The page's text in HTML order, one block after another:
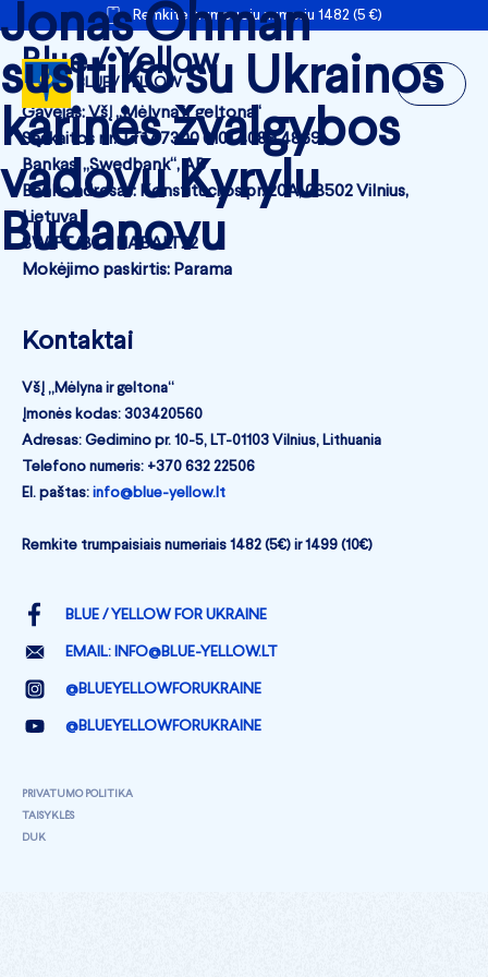
Remkite trumpuoju numeriu 1482 (5 €)
BLUE / YELLOW
Jonas Ohman
susitiko su Ukrainos
karinės žvalgybos
vadovu Kyrylu
Budanovu
Blue / Yellow
Gavėjas: VšĮ „Mėlyna ir geltona“
Sąskaitos nr.: LT17 7300 0101 4089 4869
Bankas: „Swedbank“, AB
Banko adresas: Konstitucijos pr. 20A, 03502 Vilnius,
Lietuva
SWIFT/BIC: HABALT22
Mokėjimo paskirtis: Parama
Kontaktai
VšĮ „Mėlyna ir geltona“
Įmonės kodas: 303420560
Adresas: Gedimino pr. 10-5, LT-01103 Vilnius, Lithuania
Telefono numeris: +370 632 22506
El. paštas: info@blue-yellow.lt
Remkite trumpaisiais numeriais 1482 (5€) ir 1499 (10€)
BLUE / YELLOW FOR UKRAINE
EMAIL: INFO@BLUE-YELLOW.LT
@BLUEYELLOWFORUKRAINE
@BLUEYELLOWFORUKRAINE
PRIVATUMO POLITIKA
TAISYKLĖS
DUK